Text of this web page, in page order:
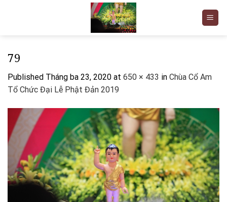
79
Published Tháng ba 23, 2020 at 650 × 433 in Chùa Cổ Am
Tổ Chức Đại Lễ Phật Đản 2019